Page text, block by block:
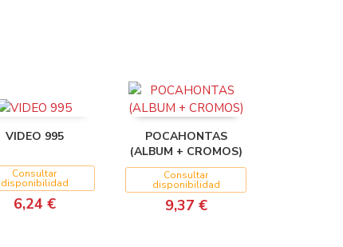
VIDEO 995
Consultar
disponibilidad
6,24 €
POCAHONTAS
(ALBUM + CROMOS)
Consultar
disponibilidad
9,37 €